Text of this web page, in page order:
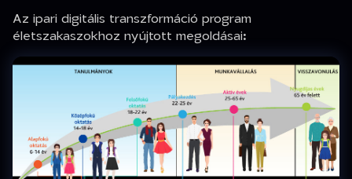
Az ipari digitális transzformáció program
életszakaszokhoz nyújtott megoldásai: